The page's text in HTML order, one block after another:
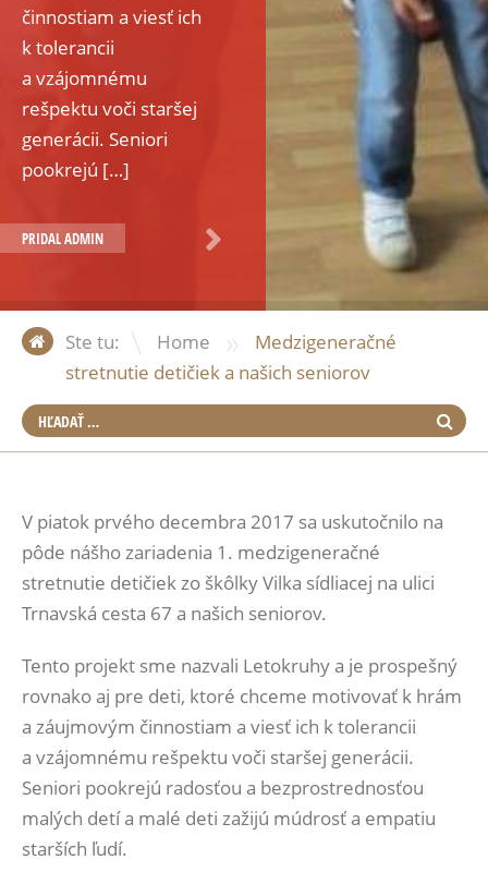
činnostiam a viesť ich
k tolerancii
a vzájomnému
rešpektu voči staršej
generácii. Seniori
pookrejú […]
PRIDALADMIN
Ste tu: Home »
Medzigeneračné
stretnutie detičiek a našich seniorov
V piatok prvého decembra 2017 sa uskutočnilo na
pôde nášho zariadenia 1. medzigeneračné
stretnutie detičiek zo škôlky Vilka sídliacej na ulici
Trnavská cesta 67 a našich seniorov.
Tento projekt sme nazvali Letokruhy a je prospešný
rovnako aj pre deti, ktoré chceme motivovať k hrám
a záujmovým činnostiam a viesť ich k tolerancii
a vzájomnému rešpektu voči staršej generácii.
Seniori pookrejú radosťou a bezprostrednosťou
malých detí a malé deti zažijú múdrosť a empatiu
starších ľudí.